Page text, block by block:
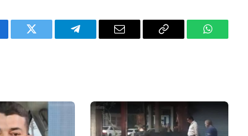
Twitter Telegram Email
Copy
WhatsApp